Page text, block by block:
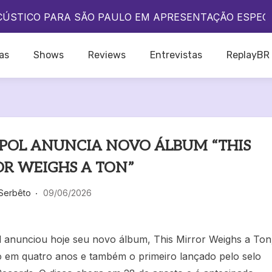
PARA SÃO PAULO EM APRESENTAÇÃO
IKON NO BRASIL?
O POP BRASILEIRO VIVE UM DOS SEUS
Shows Reviews Entrevistas ReplayBR
ANUNCIA NOVO ÁLBUM “THIS
WEIGHS A TON”
09/06/2026
anunciou hoje seu novo álbum, This Mirror Weighs a
em quatro anos e também o primeiro lançado pelo selo